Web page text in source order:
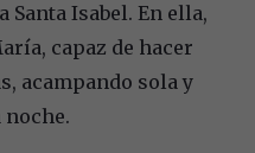
Isabel. En ella,
capaz de hacer
acampando sola y